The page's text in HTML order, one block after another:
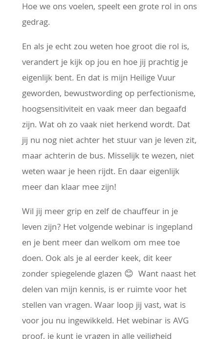
Hoe we ons voelen, speelt een grote rol in ons
gedrag.
En als je echt zou weten hoe groot die rol is,
verandert je kijk op jou en hoe jij prachtig je
eigenlijk bent. En dat is mijn Heilige Vuur
geworden, bewustwording op perfectionisme,
hoogsensitiviteit en vaak meer dan begaafd
zijn. Wat oh zo vaak niet herkend wordt. Dat
jij nu nog niet achter het stuur van je leven zit,
maar achterin de bus. Misselijk te wezen, niet
weten waar je heen rijdt. En daar eigenlijk
meer dan klaar mee zijn!
Wil jij meer grip en zelf de chauffeur in je
leven zijn? Het volgende webinar is ingepland
en je bent meer dan welkom om mee toe
doen. Ook als je al eerder keek, dit keer
zonder spiegelende glazen 😊 Want naast het
delen van mijn kennis, is er ruimte voor het
stellen van vragen. Waar loop jij vast, wat is
voor jou nu ingewikkeld. Het webinar is AVG